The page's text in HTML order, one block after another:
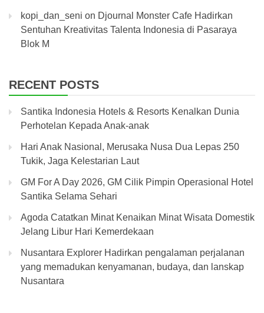
kopi_dan_seni on Djournal Monster Cafe Hadirkan
Sentuhan Kreativitas Talenta Indonesia di Pasaraya
Blok M
RECENT POSTS
Santika Indonesia Hotels & Resorts Kenalkan Dunia
Perhotelan Kepada Anak-anak
Hari Anak Nasional, Merusaka Nusa Dua Lepas 250
Tukik, Jaga Kelestarian Laut
GM For A Day 2026, GM Cilik Pimpin Operasional Hotel
Santika Selama Sehari
Agoda Catatkan Minat Kenaikan Minat Wisata Domestik
Jelang Libur Hari Kemerdekaan
Nusantara Explorer Hadirkan pengalaman perjalanan
yang memadukan kenyamanan, budaya, dan lanskap
Nusantara